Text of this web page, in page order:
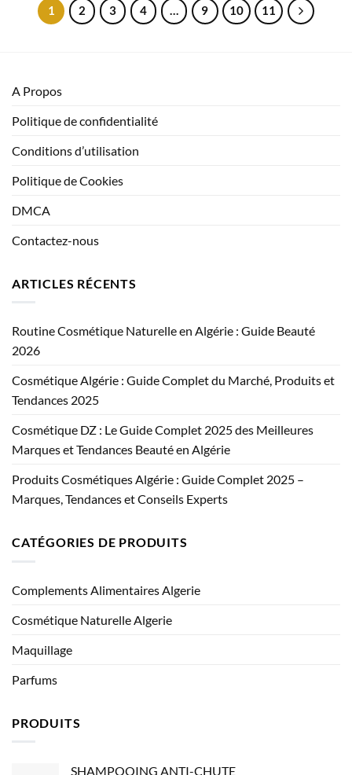
1 2 3 4 … 9 10 11
A Propos
Politique de confidentialité
Conditions d’utilisation
Politique de Cookies
DMCA
Contactez-nous
ARTICLES RÉCENTS
Routine Cosmétique Naturelle en Algérie : Guide Beauté
2026
Cosmétique Algérie : Guide Complet du Marché, Produits et
Tendances 2025
Cosmétique DZ : Le Guide Complet 2025 des Meilleures
Marques et Tendances Beauté en Algérie
Produits Cosmétiques Algérie : Guide Complet 2025 –
Marques, Tendances et Conseils Experts
CATÉGORIES DE PRODUITS
Complements Alimentaires Algerie
Cosmétique Naturelle Algerie
Maquillage
Parfums
PRODUITS
SHAMPOOING ANTI-CHUTE